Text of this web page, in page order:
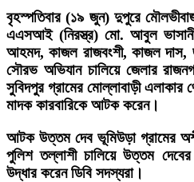
বৃহস্পতিবার (১৯ জুন) দুপুরে
এএসআই (নিরস্ত্র) মো. আবুল
আহমদ, কাজল রাজবংশী, কাজল দাস,
সৌরভ অভিযান চালিয়ে জেলার
সুবিদপুর গ্রামের মোল্লাবাড়ী
মাদক কারবারিকে আটক করেন।
আটক উত্তম দেব ভূমিউড়া গ্রামের
পুলিশ তল্লাশী চালিয়ে উত্তম
উদ্ধার করেন ডিবি সদস্যরা।